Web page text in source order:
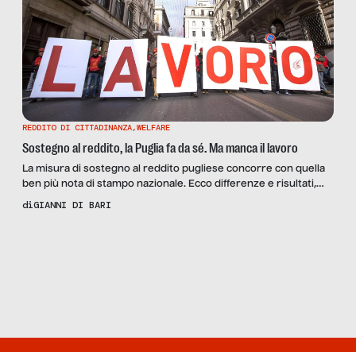
REDDITO DI CITTADINANZA,WELFARE
Sostegno al reddito, la Puglia fa da sé. Ma manca il lavoro
La misura di sostegno al reddito pugliese concorre con quella
ben più nota di stampo nazionale. Ecco differenze e risultati,
con l’aiuto di Rosa Barone (assessore regionale al Welfare),
diGIANNI DI BARI